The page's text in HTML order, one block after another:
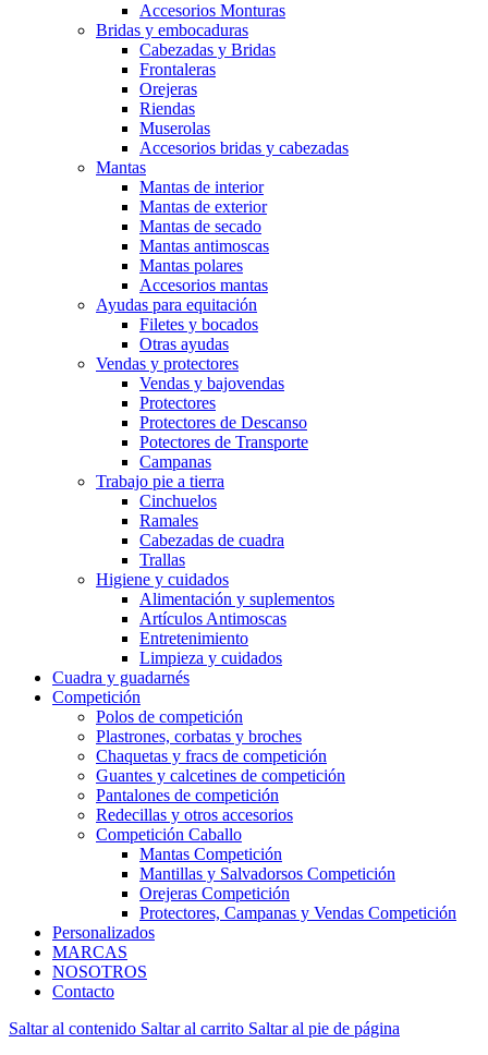
Accesorios Monturas
Bridas y embocaduras
Cabezadas y Bridas
Frontaleras
Orejeras
Riendas
Muserolas
Accesorios bridas y cabezadas
Mantas
Mantas de interior
Mantas de exterior
Mantas de secado
Mantas antimoscas
Mantas polares
Accesorios mantas
Ayudas para equitación
Filetes y bocados
Otras ayudas
Vendas y protectores
Vendas y bajovendas
Protectores
Protectores de Descanso
Potectores de Transporte
Campanas
Trabajo pie a tierra
Cinchuelos
Ramales
Cabezadas de cuadra
Trallas
Higiene y cuidados
Alimentación y suplementos
Artículos Antimoscas
Entretenimiento
Limpieza y cuidados
Cuadra y guadarnés
Competición
Polos de competición
Plastrones, corbatas y broches
Chaquetas y fracs de competición
Guantes y calcetines de competición
Pantalones de competición
Redecillas y otros accesorios
Competición Caballo
Mantas Competición
Mantillas y Salvadorsos Competición
Orejeras Competición
Protectores, Campanas y Vendas Competición
Personalizados
MARCAS
NOSOTROS
Contacto
Saltar al contenido Saltar al carrito Saltar al pie de página